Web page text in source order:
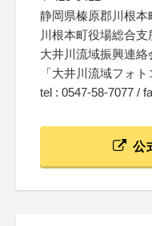
静岡県榛原郡川根本
川根本町役場総合
大井川流域振興連絡
「大井川流域フォ
tel : 0547-58-7077 /
公